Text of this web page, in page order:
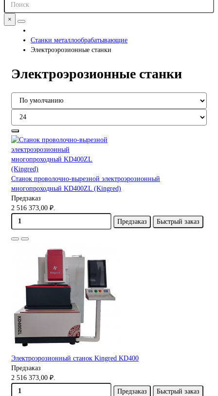
×
Станки металлообрабатывающие
Электроэрозионные станки
Электроэрозионные станки
Станок проволочно-вырезной электроэрозионный
многопроходный KD400ZL (Kingred)
Предзаказ
2 516 373,00 ₽.
Предзаказ
Быстрый заказ
Электроэрозионный станок Kingred KD400
Предзаказ
2 516 373,00 ₽.
Предзаказ
Быстрый заказ